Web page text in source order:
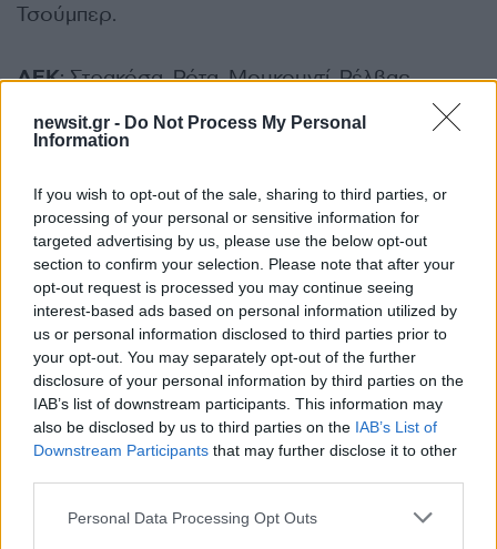
newsit.gr - Do Not Process My Personal
Information
If you wish to opt-out of the sale, sharing to third parties, or
processing of your personal or sensitive information for
targeted advertising by us, please use the below opt-out
section to confirm your selection. Please note that after your
opt-out request is processed you may continue seeing
interest-based ads based on personal information utilized by
us or personal information disclosed to third parties prior to
your opt-out. You may separately opt-out of the further
disclosure of your personal information by third parties on the
IAB’s list of downstream participants. This information may
also be disclosed by us to third parties on the IAB’s List of
Downstream Participants that may further disclose it to other
Please note that this website/app uses one or more Google
Personal Data Processing Opt Outs
Τσούμπερ.
ΑΕΚ: Στρακόσα, Ρότα, Μουκουντί, Ρέλβας,
Μάριο), Μαρίν (77′ Ελίασον), Κοϊτά (88′ Κουτέσα),
ΔΙΑΦΗΜΙΣΗ